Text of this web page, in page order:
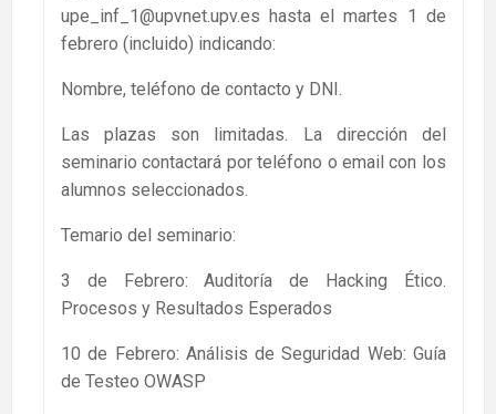
upe_inf_1@upvnet.upv.es hasta el martes 1 de
febrero (incluido) indicando:
Nombre, teléfono de contacto y DNI.
Las plazas son limitadas. La dirección del
seminario contactará por teléfono o email con los
alumnos seleccionados.
Temario del seminario:
3 de Febrero: Auditoría de Hacking Ético.
Procesos y Resultados Esperados
10 de Febrero: Análisis de Seguridad Web: Guía
de Testeo OWASP